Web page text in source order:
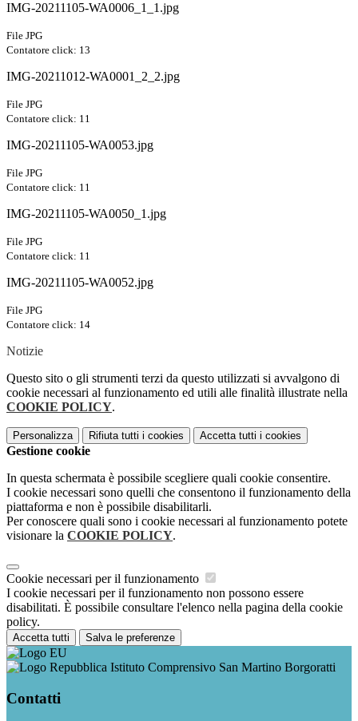
IMG-20211105-WA0006_1_1.jpg
File JPG
Contatore click: 13
IMG-20211012-WA0001_2_2.jpg
File JPG
Contatore click: 11
IMG-20211105-WA0053.jpg
File JPG
Contatore click: 11
IMG-20211105-WA0050_1.jpg
File JPG
Contatore click: 11
IMG-20211105-WA0052.jpg
File JPG
Contatore click: 14
Notizie
Questo sito o gli strumenti terzi da questo utilizzati si avvalgono di
cookie necessari al funzionamento ed utili alle finalità illustrate nella
COOKIE POLICY.
Personalizza Rifiuta tutti i cookies Accetta tutti i cookies
Gestione cookie
In questa schermata è possibile scegliere quali cookie consentire.
I cookie necessari sono quelli che consentono il funzionamento della
piattaforma e non è possibile disabilitarli.
Per conoscere quali sono i cookie necessari al funzionamento potete
visionare la COOKIE POLICY.
Cookie necessari per il funzionamento
I cookie necessari per il funzionamento non possono essere
disabilitati. È possibile consultare l'elenco nella pagina della cookie
policy.
Accetta tutti Salva le preferenze
Istituto Comprensivo San Martino Borgoratti
Contatti